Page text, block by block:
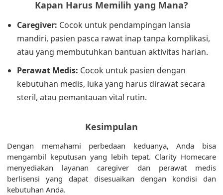
Kapan Harus Memilih yang Mana?
Caregiver: Cocok untuk pendampingan lansia
mandiri, pasien pasca rawat inap tanpa komplikasi,
atau yang membutuhkan bantuan aktivitas harian.
Perawat Medis: Cocok untuk pasien dengan
kebutuhan medis, luka yang harus dirawat secara
steril, atau pemantauan vital rutin.
Kesimpulan
Dengan memahami perbedaan keduanya, Anda bisa
mengambil keputusan yang lebih tepat. Clarity Homecare
menyediakan layanan caregiver dan perawat medis
berlisensi yang dapat disesuaikan dengan kondisi dan
kebutuhan Anda.